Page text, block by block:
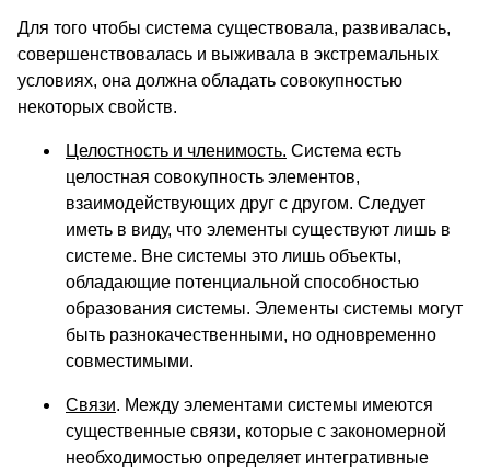
Для того чтобы система существовала, развивалась,
совершенствовалась и выживала в экстремальных
условиях, она должна обладать совокупностью
некоторых свойств.
Целостность и членимость. Система есть
целостная совокупность элементов,
взаимодействующих друг с другом. Следует
иметь в виду, что элементы существуют лишь в
системе. Вне системы это лишь объекты,
обладающие потенциальной способностью
образования системы. Элементы системы могут
быть разнокачественными, но одновременно
совместимыми.
Связи. Между элементами системы имеются
существенные связи, которые с закономерной
необходимостью определяет интегративные